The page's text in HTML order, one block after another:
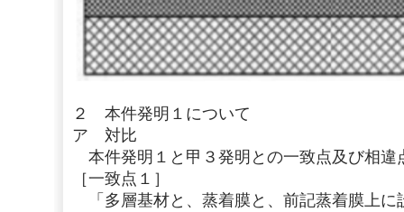
２ 本件発明１について
ア 対比
本件発明１と甲３発明との一致点及び相違
［一致点１］
「多層基材と、蒸着膜と、前記蒸着膜上に